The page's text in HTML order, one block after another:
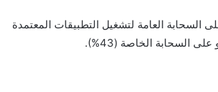
السحابة العامة لتشغيل التطبيقات المعتمدة